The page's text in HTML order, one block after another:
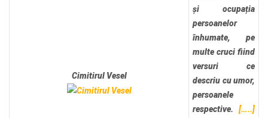
Cimitirul Vesel
și ocupația
persoanelor
înhumate, pe
multe cruci fiind
versuri ce
descriu cu umor,
persoanele
respective. […..]